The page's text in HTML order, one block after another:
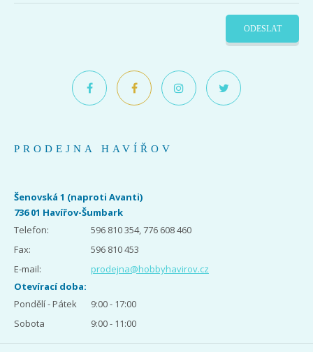
ODESLAT
PRODEJNA HAVÍŘOV
Šenovská 1 (naproti Avanti)
736 01 Havířov-Šumbark
Telefon:
596 810 354, 776 608 460
Fax:
596 810 453
E-mail:
prodejna@hobbyhavirov.cz
Otevírací doba:
Pondělí - Pátek
9:00 - 17:00
Sobota
9:00 - 11:00